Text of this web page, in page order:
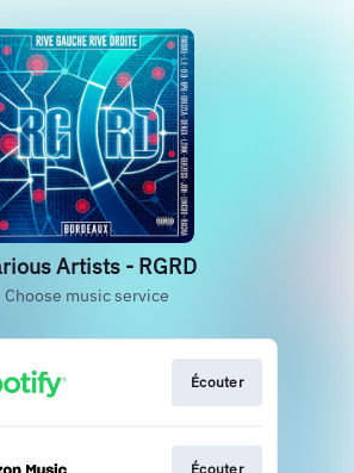
Artists - RGRD
Choose music service
Écouter
Écouter